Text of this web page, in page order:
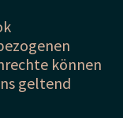
können
geltend